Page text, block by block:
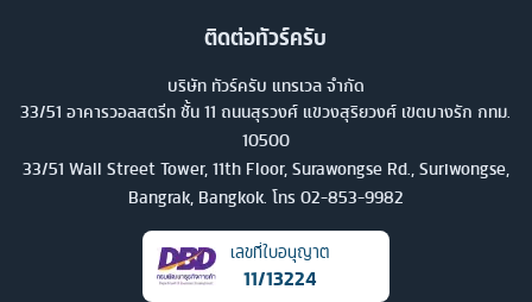
ติดต่อทัวร์ครับ
บริษัท ทัวร์ครับ แทรเวล จำกัด
33/51 อาคารวอลสตรีท ชั้น 11 ถนนสุรวงศ์ แขวงสุริยวงศ์ เขตบางรัก กทม.
10500
33/51 Wall Street Tower, 11th Floor, Surawongse Rd., Suriwongse,
Bangrak, Bangkok. โทร 02-853-9982
เลขที่ใบอนุญาต
11/13224